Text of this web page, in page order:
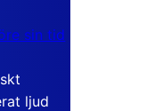
sin tid
ljud